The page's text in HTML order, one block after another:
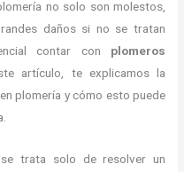
no solo son molestos,
daños si no se tratan
contar con plomeros
artículo, te explicamos la
plomería y cómo esto puede
trata solo de resolver un